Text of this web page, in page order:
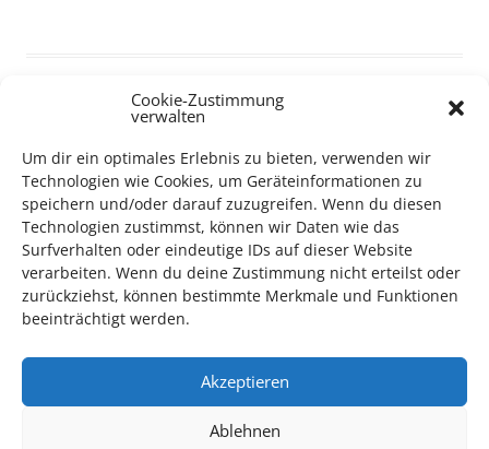
Cookie-Zustimmung
verwalten
Um dir ein optimales Erlebnis zu bieten, verwenden wir
Technologien wie Cookies, um Geräteinformationen zu
speichern und/oder darauf zuzugreifen. Wenn du diesen
Technologien zustimmst, können wir Daten wie das
Surfverhalten oder eindeutige IDs auf dieser Website
verarbeiten. Wenn du deine Zustimmung nicht erteilst oder
zurückziehst, können bestimmte Merkmale und Funktionen
beeinträchtigt werden.
Akzeptieren
Ablehnen
TECHNIK SUPPORT GESUCHT!
Das Kulturparkett freut sich stets überehrenamtliche
Mithilfe im Bereich Technik. Sie haben Interesse? Dann
melden Sie sich unterinfo@kulturparkett-rhein-neckar.de